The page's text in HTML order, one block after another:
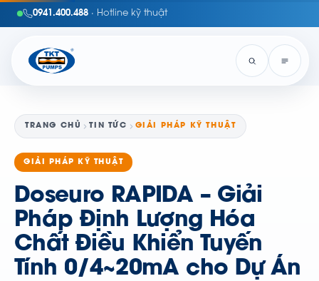
0941.400.488 · Hotline kỹ thuật
TRANG CHỦ TIN TỨC GIẢI PHÁP KỸ THUẬT
GIẢI PHÁP KỸ THUẬT
Doseuro RAPIDA – Giải
Pháp Định Lượng Hóa
Chất Điều Khiển Tuyến
Tính 0/4~20mA cho Dự Án